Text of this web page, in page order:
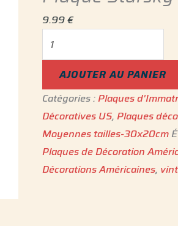
9.99€
AJOUTER AU PANIER
Catégories :Plaques
Décoratives US,Plaques
Moyennes tailles-30x20cm
Plaques de Décoration
Décorations Américaines,